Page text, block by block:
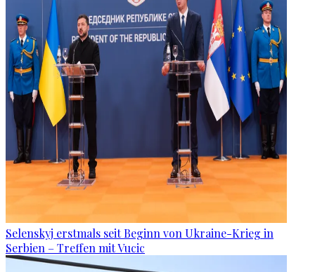
Selenskyj erstmals seit Beginn von Ukraine-Krieg in
Serbien – Treffen mit Vucic